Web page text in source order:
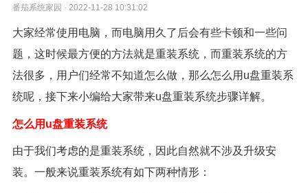
番茄系统家园 · 2022-11-28 10:31:02
大家经常使用电脑，而电脑用久了后会有些卡顿和一些问
题，这时候最方便的方法就是重装系统，而重装系统的方
法很多，用户们经常不知道怎么做，那么怎么用u盘重装系
统呢，接下来小编给大家带来u盘重装系统步骤详解。
怎么用u盘重装系统
由于我们考虑的是重装系统，因此自然就不涉及升级安
装。一般来说重装系统有如下两种情形：